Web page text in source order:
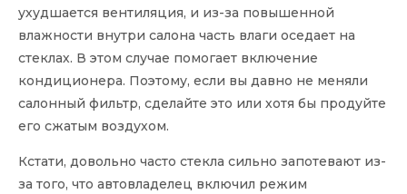
ухудшается вентиляция, и из-за повышенной
влажности внутри салона часть влаги оседает на
стеклах. В этом случае помогает включение
кондиционера. Поэтому, если вы давно не меняли
салонный фильтр, сделайте это или хотя бы продуйте
его сжатым воздухом.
Кстати, довольно часто стекла сильно запотевают из-
за того, что автовладелец включил режим